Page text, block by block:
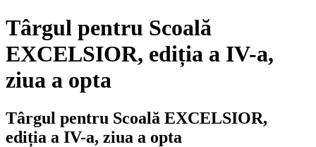
Târgul pentru Scoală
EXCELSIOR, ediția a IV-a,
ziua a opta
Târgul pentru Scoală EXCELSIOR,
ediția a IV-a, ziua a opta